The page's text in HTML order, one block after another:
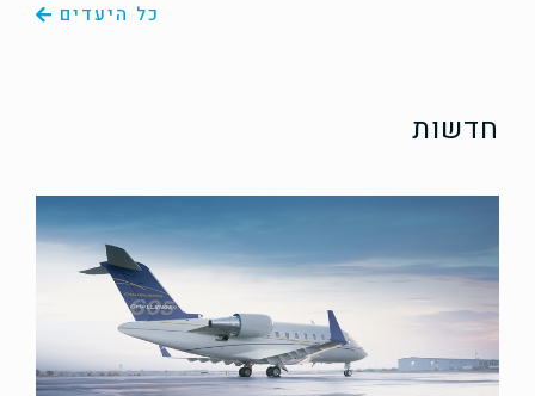
חדשות
כל היעדים